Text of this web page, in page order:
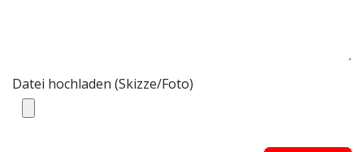
Datei hochladen (Skizze/Foto)